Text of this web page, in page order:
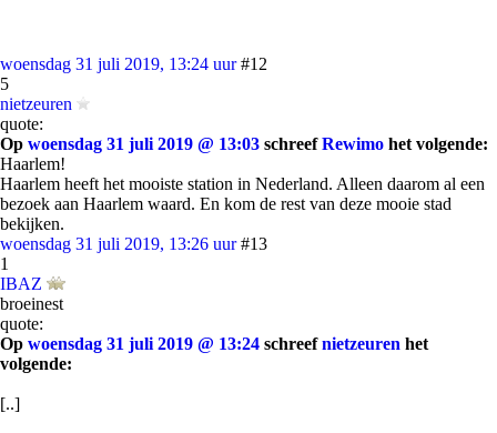
woensdag 31 juli 2019, 13:24 uur #12
5
nietzeuren
quote:
Op woensdag 31 juli 2019 @ 13:03 schreefRewimo het volgende:
Haarlem!
Haarlem heeft het mooiste station in Nederland. Alleen daarom al een
bezoek aan Haarlem waard. En kom de rest van deze mooie stad
bekijken.
woensdag 31 juli 2019, 13:26 uur #13
1
IBAZ
broeinest
quote:
Op woensdag 31 juli 2019 @ 13:24 schreefnietzeuren het
volgende:
[..]